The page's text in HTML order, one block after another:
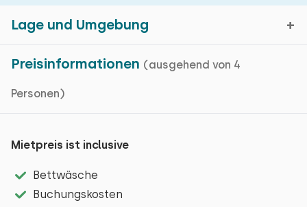
Preisinformationen (ausgehend von 4
Personen)
Mietpreis ist inclusive
Bettwäsche
Buchungskosten
Lage und Umgebung
Ede, Gelderland
und ist von natürlicher Schönheit umgeben. Es ist